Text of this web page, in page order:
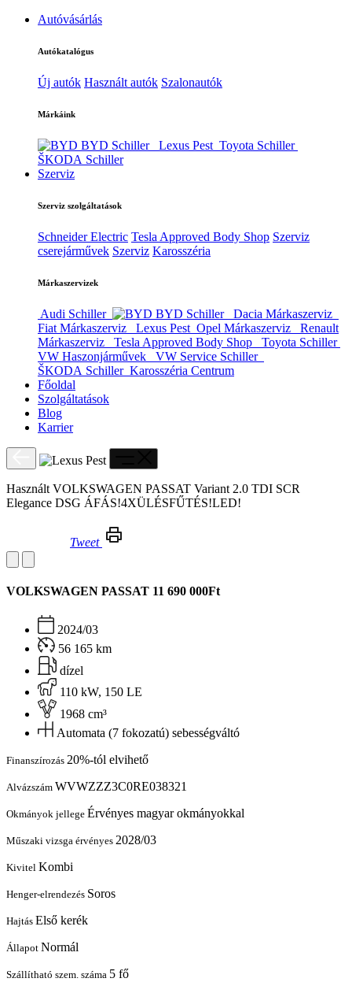
Autóvásárlás
Autókatalógus
Új autók Használt autók Szalonautók
Márkáink
BYD Schiller Lexus Pest Toyota Schiller
ŠKODA Schiller
Szerviz
Szerviz szolgáltatások
Schneider Electric Tesla Approved Body Shop Szerviz
cserejárművek Szerviz Karosszéria
Márkaszervizek
Audi Schiller BYD Schiller
Dacia Márkaszerviz
Fiat Márkaszerviz
Lexus Pest Opel Márkaszerviz
Renault
Márkaszerviz
Tesla Approved Body Shop
Toyota Schiller
VW Haszonjárművek
VW Service Schiller
ŠKODA Schiller Karosszéria Centrum
Főoldal
Szolgáltatások
Blog
Karrier
Használt VOLKSWAGEN PASSAT Variant 2.0 TDI SCR
Elegance DSG ÁFÁS!4XÜLÉSFŰTÉS!LED!
Tweet
VOLKSWAGEN PASSAT 11 690 000Ft
2024/03
56 165 km
dízel
110 kW, 150 LE
1968 cm³
Automata (7 fokozatú) sebességváltó
Finanszírozás 20%-tól elvihető
Alvázszám WVWZZZ3C0RE038321
Okmányok jellege Érvényes magyar okmányokkal
Műszaki vizsga érvényes 2028/03
Kivitel Kombi
Henger-elrendezés Soros
Hajtás Első kerék
Állapot Normál
Szállítható szem. száma 5 fő